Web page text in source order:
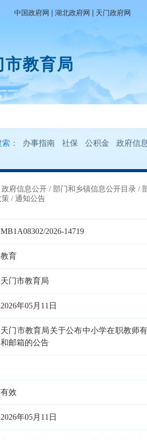
中国政府网 | 湖北政府网 | 天门政府网
市教育局
： 办事指南 社保 公积金 政府信
政府信息公开 / 部门和乡镇信息公开目录 /
策 / 通知公告
MB1A08302/2026-14719
教育
天门市教育局
2026年05月11日
天门市教育局关于公布中小学在职教师
和邮箱的公告
有效
2026年05月11日